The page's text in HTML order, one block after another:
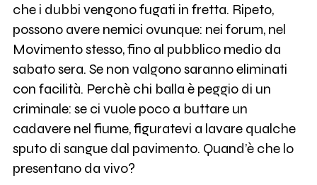
che i dubbi vengono fugati in fretta. Ripeto,
possono avere nemici ovunque: nei forum, nel
Movimento stesso, fino al pubblico medio da
sabato sera. Se non valgono saranno eliminati
con facilità. Perchè chi balla è peggio di un
criminale: se ci vuole poco a buttare un
cadavere nel fiume, figuratevi a lavare qualche
sputo di sangue dal pavimento. Quand’è che lo
presentano da vivo?